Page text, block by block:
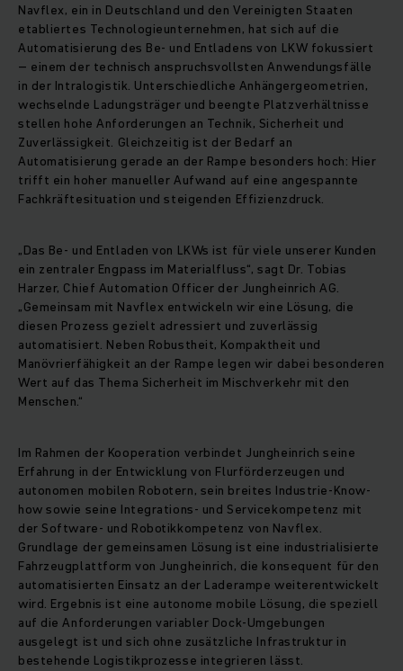
Navflex, ein in Deutschland und den Vereinigten Staaten
etabliertes Technologieunternehmen, hat sich auf die
Automatisierung des Be- und Entladens von LKW fokussiert
– einem der technisch anspruchsvollsten Anwendungsfälle
in der Intralogistik. Unterschiedliche Anhängergeometrien,
wechselnde Ladungsträger und beengte Platzverhältnisse
stellen hohe Anforderungen an Technik, Sicherheit und
Zuverlässigkeit. Gleichzeitig ist der Bedarf an
Automatisierung gerade an der Rampe besonders hoch: Hier
trifft ein hoher manueller Aufwand auf eine angespannte
Fachkräftesituation und steigenden Effizienzdruck.
„Das Be- und Entladen von LKWs ist für viele unserer Kunden
ein zentraler Engpass im Materialfluss“, sagt Dr. Tobias
Harzer, Chief Automation Officer der Jungheinrich AG.
„Gemeinsam mit Navflex entwickeln wir eine Lösung, die
diesen Prozess gezielt adressiert und zuverlässig
automatisiert. Neben Robustheit, Kompaktheit und
Manövrierfähigkeit an der Rampe legen wir dabei besonderen
Wert auf das Thema Sicherheit im Mischverkehr mit den
Menschen.“
Im Rahmen der Kooperation verbindet Jungheinrich seine
Erfahrung in der Entwicklung von Flurförderzeugen und
autonomen mobilen Robotern, sein breites Industrie-Know-
how sowie seine Integrations- und Servicekompetenz mit
der Software‑ und Robotikkompetenz von Navflex.
Grundlage der gemeinsamen Lösung ist eine industrialisierte
Fahrzeugplattform von Jungheinrich, die konsequent für den
automatisierten Einsatz an der Laderampe weiterentwickelt
wird. Ergebnis ist eine autonome mobile Lösung, die speziell
auf die Anforderungen variabler Dock-Umgebungen
ausgelegt ist und sich ohne zusätzliche Infrastruktur in
bestehende Logistikprozesse integrieren lässt.